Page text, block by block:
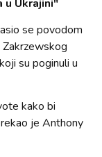
u Ukrajini"
se povodom
su poginuli u
kako bi
je Anthony